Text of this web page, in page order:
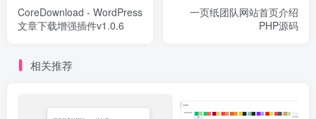
CoreDownload - WordPress
文章下载增强插件v1.0.6
一页纸团队网站首页介绍
PHP源码
相关推荐